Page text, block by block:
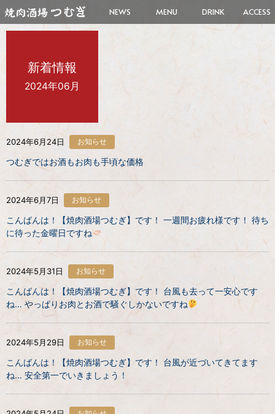
新着情報
2024年06月
2024年6月24日 お知らせ
つむぎではお酒もお肉も手頃な価格
2024年6月7日 お知らせ
こんばんは！【焼肉酒場つむぎ】です！ 一週間お疲れ様です！ 待ち
に待った金曜日ですね
2024年5月31日 お知らせ
こんばんは！【焼肉酒場つむぎ】です！ 台風も去って一安心です
ね… やっぱりお肉とお酒で騒ぐしかないですね
2024年5月29日 お知らせ
こんばんは！【焼肉酒場つむぎ】です！ 台風が近づいてきてます
ね… 安全第一でいきましょう！
NEWS MENU DRINK ACCESS